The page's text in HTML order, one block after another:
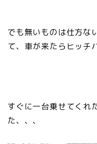
でも無いものは仕方な
て、車が来たらヒッチ
すぐに一台乗せてくれ
た、、、